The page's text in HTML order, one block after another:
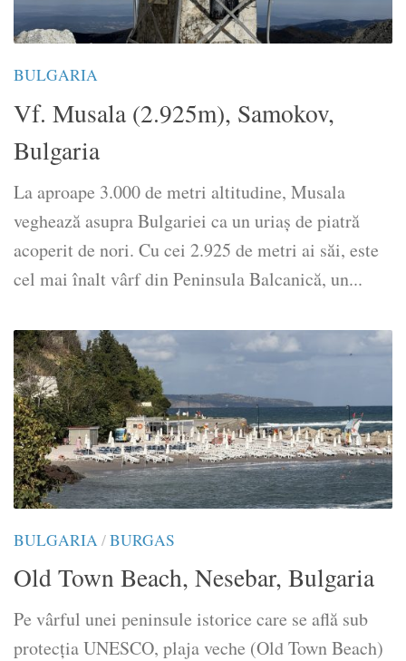
BULGARIA
Vf. Musala (2.925m), Samokov,
Bulgaria
La aproape 3.000 de metri altitudine, Musala
veghează asupra Bulgariei ca un uriaș de piatră
acoperit de nori. Cu cei 2.925 de metri ai săi, este
cel mai înalt vârf din Peninsula Balcanică, un...
BULGARIA/BURGAS
Old Town Beach, Nesebar, Bulgaria
Pe vârful unei peninsule istorice care se află sub
protecția UNESCO, plaja veche (Old Town Beach)